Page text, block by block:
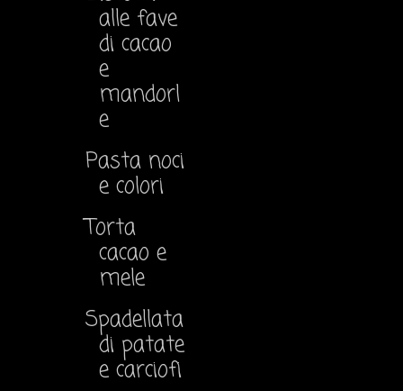
alle fave
di cacao
e
mandorl
e
Pasta noci
e colori
Torta
cacao e
mele
Spadellata
di patate
e carciofi